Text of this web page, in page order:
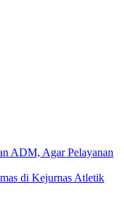
ADM, Agar Pelayanan
di Kejurnas Atletik